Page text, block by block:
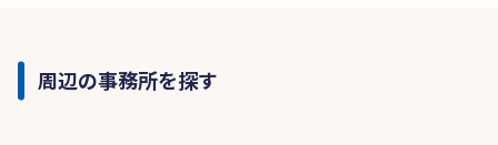
周辺の事務所を探す